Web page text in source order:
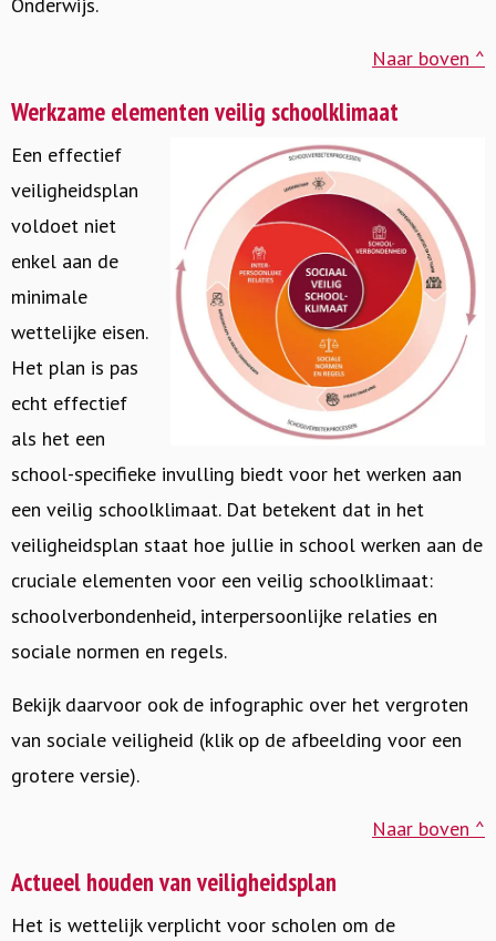
Naar boven ^
Werkzame elementen veilig schoolklimaat
Een effectief
veiligheidsplan
voldoet niet
enkel aan de
minimale
wettelijke eisen.
Het plan is pas
echt effectief
als het een
school-specifieke invulling biedt voor het werken aan
een veilig schoolklimaat. Dat betekent dat in het
veiligheidsplan staat hoe jullie in school werken aan de
cruciale elementen voor een veilig schoolklimaat:
schoolverbondenheid, interpersoonlijke relaties en
sociale normen en regels.
Bekijk daarvoor ook de infographic over het vergroten
van sociale veiligheid (klik op de afbeelding voor een
grotere versie).
Naar boven ^
Actueel houden van veiligheidsplan
Het is wettelijk verplicht voor scholen om de